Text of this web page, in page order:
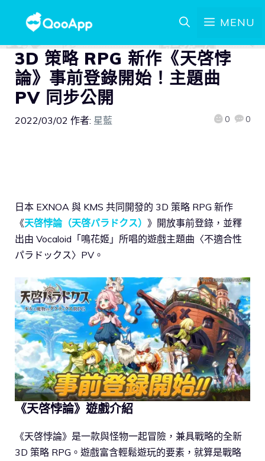
MENU
3D 策略 RPG 新作《天啓悖
論》事前登錄開始！主題曲
PV 同步公開
2022/03/02 作者: 星藍 0 0
日本 EXNOA 與 KMS 共同開發的 3D 策略 RPG 新作
《天啓悖論（天啓パラドクス） 》開放事前登錄，並釋
出由 Vocaloid「鳴花姬」所唱的遊戲主題曲〈不適合性
パラドックス〉PV。
《天啓悖論》遊戲介紹
《天啓悖論》是一款與怪物一起冒險，兼具戰略的全新
3D 策略 RPG。遊戲富含輕鬆遊玩的要素，就算是戰略